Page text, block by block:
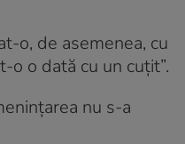
o, de asemenea, cu
o o dată cu un cuțit”.
nu s-a